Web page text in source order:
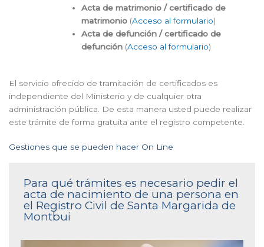
Acta de matrimonio / certificado de
matrimonio (Acceso al formulario)
Acta de defunción / certificado de
defunción (Acceso al formulario)
El servicio ofrecido de tramitación de certificados es
independiente del Ministerio y de cualquier otra
administración pública. De esta manera usted puede realizar
este trámite de forma gratuita ante el registro competente.
Gestiones que se pueden hacer On Line
Para qué trámites es necesario pedir el
acta de nacimiento de una persona en
el Registro Civil de Santa Margarida de
Montbui